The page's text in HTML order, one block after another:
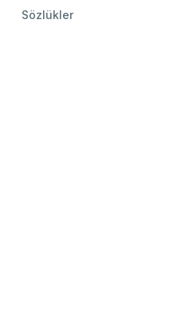
Sözlükler